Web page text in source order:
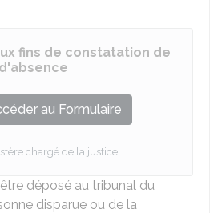
fins de constatation de
au Formulaire
chargé de la justice
déposé au tribunal du
disparue ou de la